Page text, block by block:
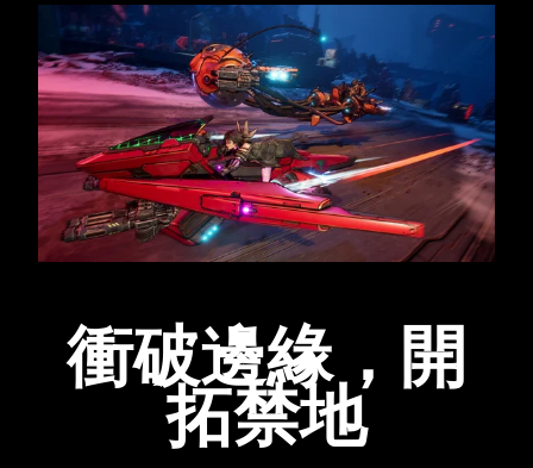
衝破邊緣，開
拓禁地